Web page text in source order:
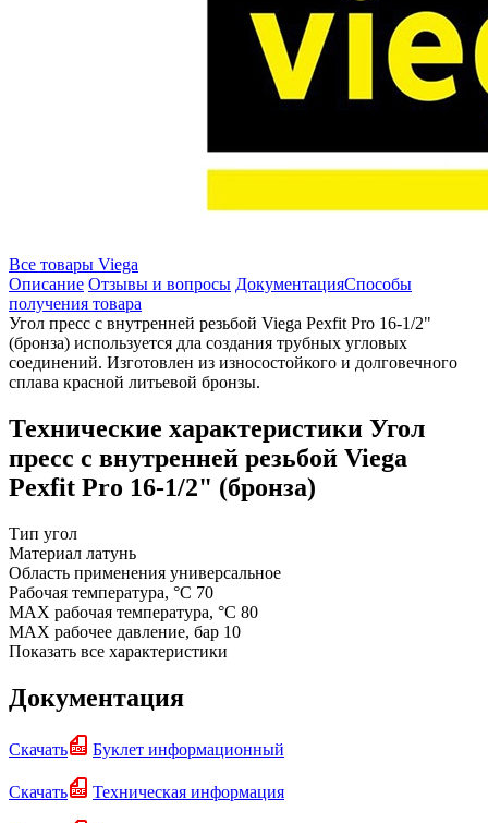
Все товары Viega
Описание Отзывы и вопросы ДокументацияСпособы
получения товара
Угол пресс с внутренней резьбой Viega Pexfit Pro 16-1/2"
(бронза) используется дла создания трубных угловых
соединений. Изготовлен из износостойкого и долговечного
сплава красной литьевой бронзы.
Технические характеристики Угол
пресс с внутренней резьбой Viega
Pexfit Pro 16-1/2" (бронза)
Тип угол
Материал латунь
Область применения универсальное
Рабочая температура, °C 70
MAX рабочая температура, °C 80
MAX рабочее давление, бар 10
Показать все характеристики
Документация
Скачать Буклет информационный
Скачать Техническая информация